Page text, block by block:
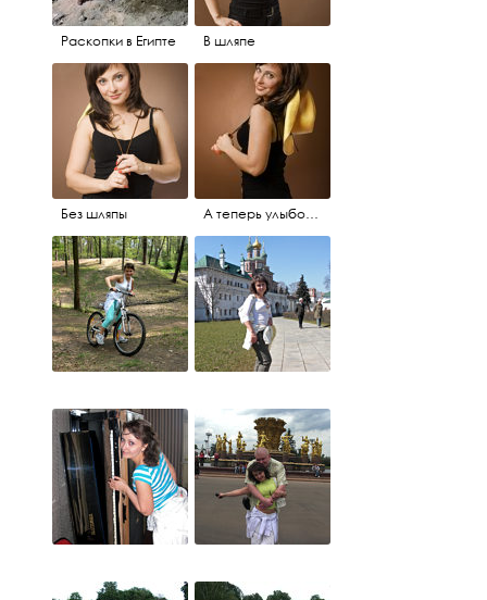
Раскопки в Египте В шляпе
Без шляпы А теперь улыбочку...